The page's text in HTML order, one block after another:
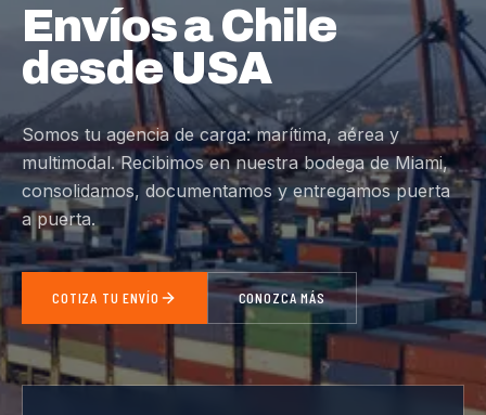
Envíos a Chile
desde USA
Somos tu agencia de carga: marítima, aérea y
multimodal. Recibimos en nuestra bodega de Miami,
consolidamos, documentamos y entregamos puerta
a puerta.
COTIZA TU ENVÍO CONOZCA MÁS